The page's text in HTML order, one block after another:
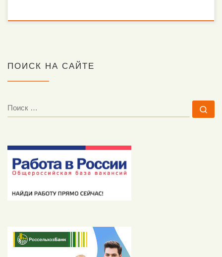
ПОИСК НА САЙТЕ
ПОИСК